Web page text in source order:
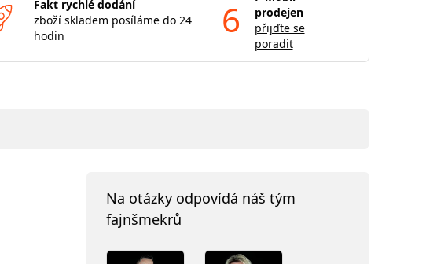
Fakt rychlé dodání
zboží skladem posíláme do 24
hodin
6
prodejen
přijďte se
poradit
Na otázky odpovídá náš tým
fajnšmekrů